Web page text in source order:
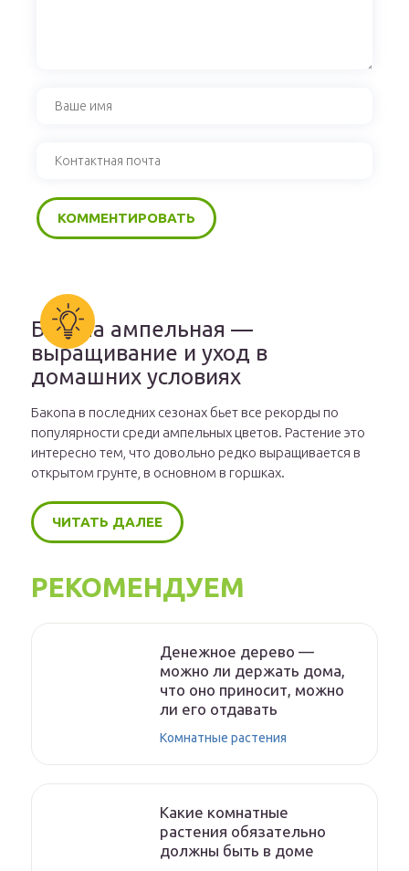
Бакопа ампельная —
выращивание и уход в
домашних условиях
Бакопа в последних сезонах бьет все рекорды по
популярности среди ампельных цветов. Растение это
интересно тем, что довольно редко выращивается в
открытом грунте, в основном в горшках.
ЧИТАТЬ ДАЛЕЕ
РЕКОМЕНДУЕМ
Денежное дерево —
можно ли держать дома,
что оно приносит, можно
ли его отдавать
Комнатные растения
Какие комнатные
растения обязательно
должны быть в доме